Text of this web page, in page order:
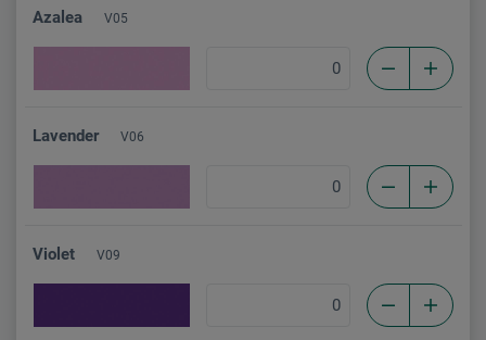
Azalea V05
Lavender V06
Violet V09